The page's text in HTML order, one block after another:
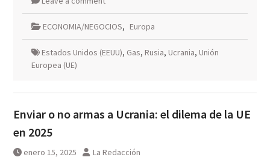
ECONOMIA/NEGOCIOS, Europa
Estados Unidos (EEUU), Gas, Rusia, Ucrania, Unión
Europea (UE)
Enviar o no armas a Ucrania: el dilema de la UE
en 2025
enero 15, 2025 La Redacción